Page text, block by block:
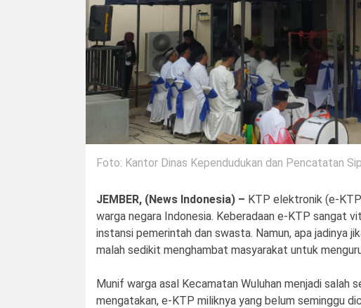
Foto: Kantor Dinas Kependudukan dan Pencatatan
JEMBER, (News Indonesia) – KTP elektronik (e-
warga negara Indonesia. Keberadaan e-KTP sangat
instansi pemerintah dan swasta. Namun, apa jadinya
malah sedikit menghambat masyarakat untuk
Munif warga asal Kecamatan Wuluhan menjadi salah
mengatakan, e-KTP miliknya yang belum seminggu